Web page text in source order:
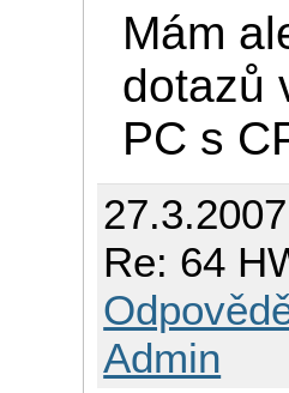
Mám
dotazů
PC s
Re: 64
Admin